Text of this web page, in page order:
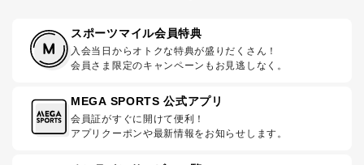
スポーツマイル会員特典
入会当日からオトクな特典が盛りだくさん！
会員さま限定のキャンペーンもお見逃しなく。
MEGA SPORTS 公式アプリ
会員証がすぐに開けて便利！
アプリクーポンや最新情報をお知らせします。